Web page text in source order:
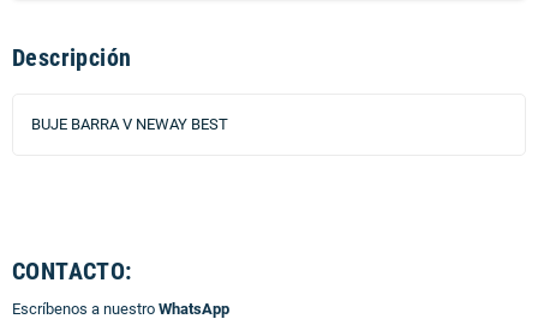
Descripción
BUJE BARRA V NEWAY BEST
CONTACTO:
Escríbenos a nuestro WhatsApp